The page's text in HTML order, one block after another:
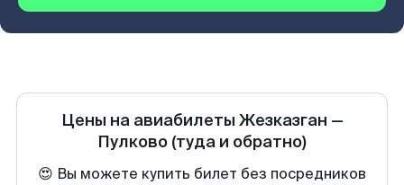
Цены на авиабилеты Жезказган —
Пулково (туда и обратно)
😍 Вы можете купить билет без посредников